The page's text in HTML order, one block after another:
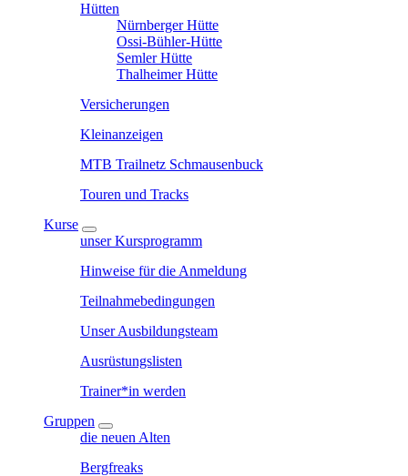
Hütten
Nürnberger Hütte
Ossi-Bühler-Hütte
Semler Hütte
Thalheimer Hütte
Versicherungen
Kleinanzeigen
MTB Trailnetz Schmausenbuck
Touren und Tracks
Kurse
unser Kursprogramm
Hinweise für die Anmeldung
Teilnahmebedingungen
Unser Ausbildungsteam
Ausrüstungslisten
Trainer*in werden
Gruppen
die neuen Alten
Bergfreaks